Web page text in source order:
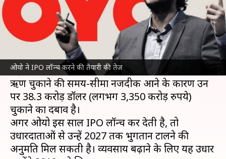
ओयो ने IPO लॉन्च करने की तैयारी की तेज
क्या है खबर?
ओयो होटल्स के संस्थापक रितेश अग्रवाल अपनी कंपनी को
शेयर बाजार में सूचीबद्ध करने की योजना को तेजी से आगे
बढ़ा रहे हैं।
ऋण चुकाने की समय-सीमा नजदीक आने के कारण उन
पर 38.3 करोड़ डॉलर (लगभग 3,350 करोड़ रुपये)
चुकाने का दबाव है।
अगर ओयो इस साल IPO लॉन्च कर देती है, तो
उधारदाताओं से उन्हें 2027 तक भुगतान टालने की
अनुमति मिल सकती है। व्यवसाय बढ़ाने के लिए यह उधार